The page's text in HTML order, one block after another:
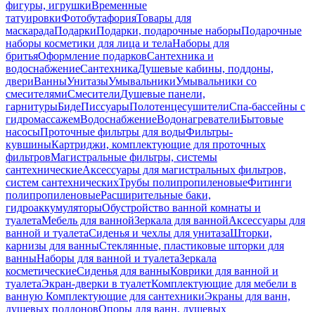
фигуры, игрушкиВременные
татуировкиФотобутафорияТовары для
маскарадаПодаркиПодарки, подарочные наборыПодарочные
наборы косметики для лица и телаНаборы для
бритьяОформление подарковСантехника и
водоснабжениеСантехникаДушевые кабины, поддоны,
двериВанныУнитазыУмывальникиУмывальники со
смесителямиСмесителиДушевые панели,
гарнитурыБидеПиссуарыПолотенцесушителиСпа-бассейны с
гидромассажемВодоснабжениеВодонагревателиБытовые
насосыПроточные фильтры для водыФильтры-
кувшиныКартриджи, комплектующие для проточных
фильтровМагистральные фильтры, системы
сантехническиеАксессуары для магистральных фильтров,
систем сантехническихТрубы полипропиленовыеФитинги
полипропиленовыеРасширительные баки,
гидроаккумуляторыОбустройство ванной комнаты и
туалетаМебель для ваннойЗеркала для ваннойАксессуары для
ванной и туалетаСиденья и чехлы для унитазаШторки,
карнизы для ванныСтеклянные, пластиковые шторки для
ванныНаборы для ванной и туалетаЗеркала
косметическиеСиденья для ванныКоврики для ванной и
туалетаЭкран-дверки в туалетКомплектующие для мебели в
ванную Комплектующие для сантехникиЭкраны для ванн,
душевых поддоновОпоры для ванн, душевых